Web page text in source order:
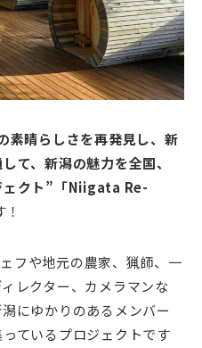
素晴らしさを再発見し、新
て、新潟の魅力を全国、
ェクト”「Niigata Re-
フや地元の農家、猟師、一
レクター、カメラマンな
にゆかりのあるメンバー
ているプロジェクトです